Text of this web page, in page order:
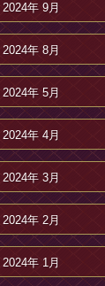
2024年 9月
2024年 8月
2024年 5月
2024年 4月
2024年 3月
2024年 2月
2024年 1月